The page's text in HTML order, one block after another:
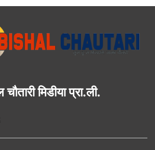
चौतारी मिडीया प्रा.ली.